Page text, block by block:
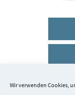
Wir verwenden Cookies,